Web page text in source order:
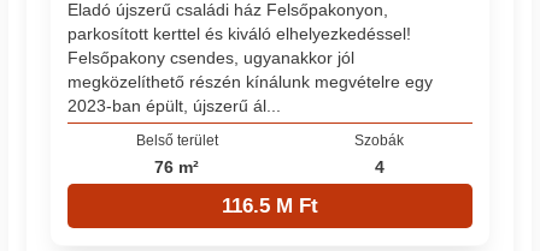
Eladó újszerű családi ház Felsőpakonyon,
parkosított kerttel és kiváló elhelyezkedéssel!
Felsőpakony csendes, ugyanakkor jól
megközelíthető részén kínálunk megvételre egy
2023-ban épült, újszerű ál...
Belső terület
76 m²
Szobák
4
116.5 M Ft